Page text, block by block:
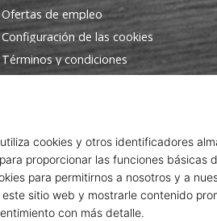
Ofertas de empleo
Configuración de las cookies
Términos y condiciones